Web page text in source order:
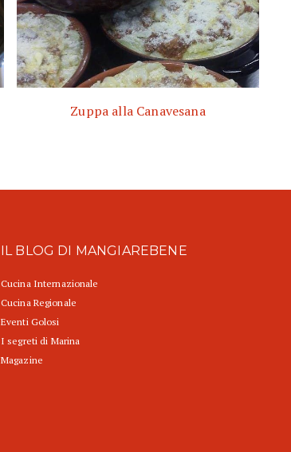
Zuppa alla Canavesana
IL BLOG DI MANGIAREBENE
Cucina Internazionale
Cucina Regionale
Eventi Golosi
I segreti di Marina
Magazine